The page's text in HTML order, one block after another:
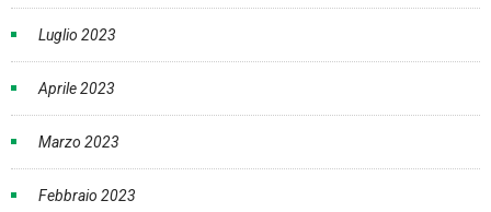
Luglio 2023
Aprile 2023
Marzo 2023
Febbraio 2023